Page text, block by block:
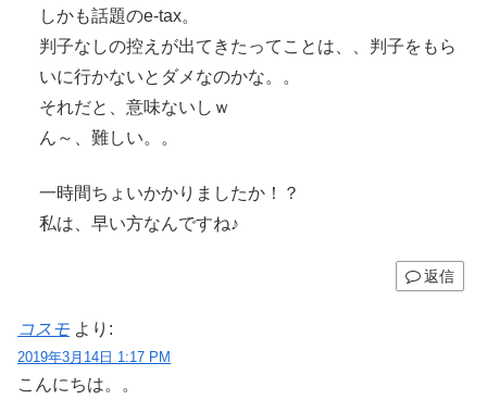
しかも話題のe-tax。
判子なしの控えが出てきたってことは、、判子をもら
いに行かないとダメなのかな。。
それだと、意味ないしｗ
ん～、難しい。。
一時間ちょいかかりましたか！？
私は、早い方なんですね♪
返信
コスモ より:
2019年3月14日 1:17 PM
こんにちは。。